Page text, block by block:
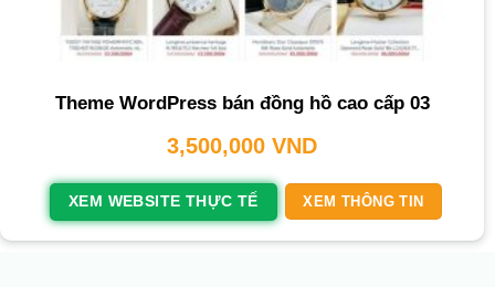
Theme WordPress bán đồng hồ cao cấp 03
3,500,000 VND
XEM WEBSITE THỰC TẾ XEM THÔNG TIN